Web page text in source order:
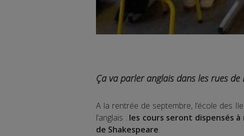
Ça va parler anglais dans les rues de
A la rentrée de septembre, l’école des
l’anglais : les cours seront dispensés
de Shakespeare.